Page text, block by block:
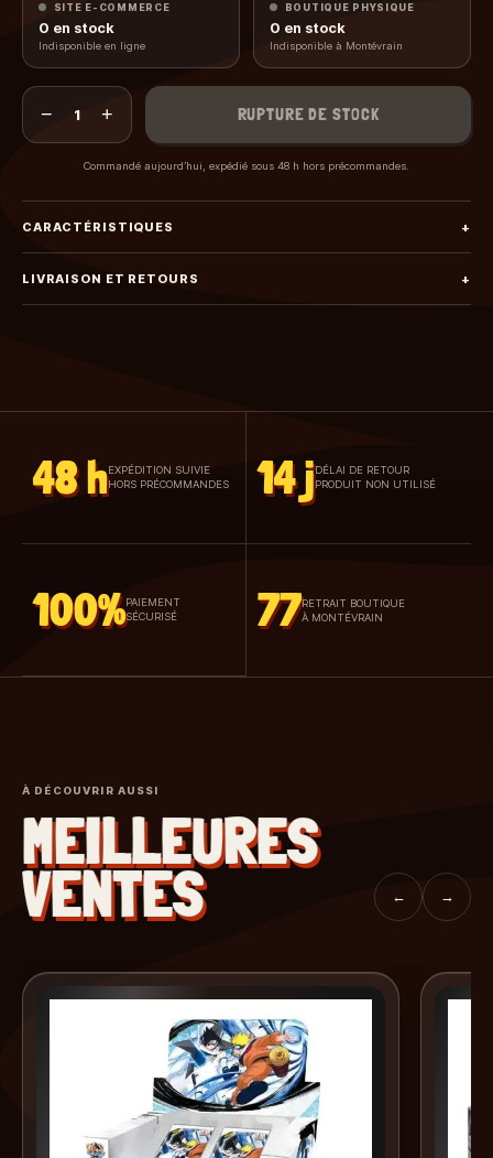
SITE E-COMMERCE
0 en stock
Indisponible en ligne
BOUTIQUE PHYSIQUE
0 en stock
Indisponible à Montévrain
− 1 + RUPTURE DE STOCK
Commandé aujourd’hui, expédié sous 48 h hors précommandes.
CARACTÉRISTIQUES +
LIVRAISON ET RETOURS +
48 h EXPÉDITION SUIVIE
HORS PRÉCOMMANDES
14 jDÉLAI DE RETOUR
PRODUIT NON UTILISÉ
100% PAIEMENT
SÉCURISÉ
77RETRAIT BOUTIQUE
À MONTÉVRAIN
À DÉCOUVRIR AUSSI
MEILLEURES
VENTES ← →